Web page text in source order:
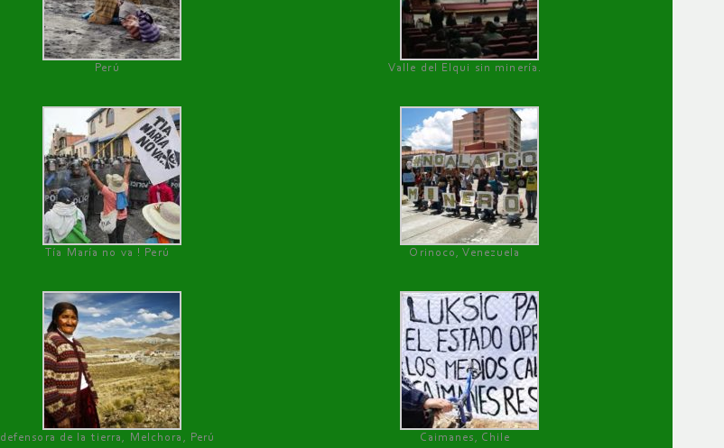
Perú Valle del Elqui sin minería.
Tía María no va ! Perú Orinoco, Venezuela
defensora de la tierra, Melchora, Perú Caimanes, Chile